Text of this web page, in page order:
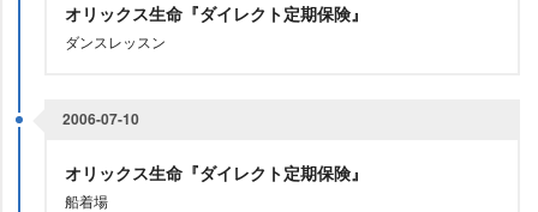
オリックス生命『ダイレクト定期保険』
ダンスレッスン
2006-07-10
オリックス生命『ダイレクト定期保険』
船着場